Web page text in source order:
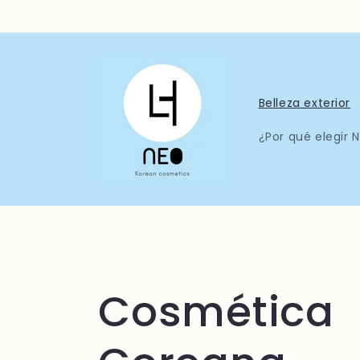
al contenido
Belleza exterior
¿Por qué elegir
C
Cosmética